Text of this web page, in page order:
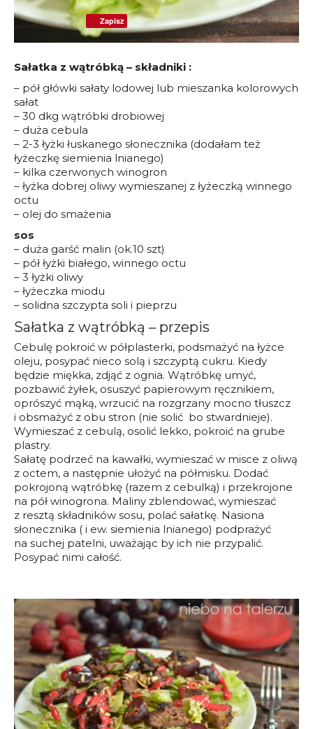
Sałatka z wątróbką – składniki :
– pół główki sałaty lodowej lub mieszanka kolorowych
sałat
– 30 dkg wątróbki drobiowej
– duża cebula
– 2-3 łyżki łuskanego słonecznika (dodałam też
łyżeczkę siemienia lnianego)
– kilka czerwonych winogron
– łyżka dobrej oliwy wymieszanej z łyżeczką winnego
octu
– olej do smażenia
sos
– duża garść malin (ok.10 szt)
– pół łyżki białego, winnego octu
– 3 łyżki oliwy
– łyżeczka miodu
– solidna szczypta soli i pieprzu
Sałatka z wątróbką – przepis
Cebulę pokroić w półplasterki, podsmażyć na łyżce
oleju, posypać nieco solą i szczyptą cukru. Kiedy
będzie miękka, zdjąć z ognia. Wątróbkę umyć,
pozbawić żyłek, osuszyć papierowym ręcznikiem,
oprószyć mąką, wrzucić na rozgrzany mocno tłuszcz
i obsmażyć z obu stron (nie solić bo stwardnieje).
Wymieszać z cebulą, osolić lekko, pokroić na grube
plastry.
Sałatę podrzeć na kawałki, wymieszać w misce z oliwą
z octem, a następnie ułożyć na półmisku. Dodać
pokrojoną wątróbkę (razem z cebulką) i przekrojone
na pół winogrona. Maliny zblendować, wymieszać
z resztą składników sosu, polać sałatkę. Nasiona
słonecznika ( i ew. siemienia lnianego) podprażyć
na suchej patelni, uważając by ich nie przypalić.
Posypać nimi całość.
Zapisz